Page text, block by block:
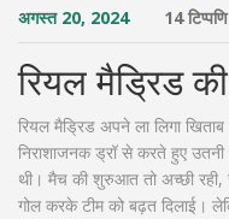
अगस्त 20, 2024 14 टिप्पणि
रियल मैड्रिड
रियल मैड्रिड अपने ला लिगा
निराशाजनक ड्रॉ से करते हुए उतनी
थी। मैच की शुरुआत तो अच्छी रही,
गोल करके टीम को बढ़त दिलाई।